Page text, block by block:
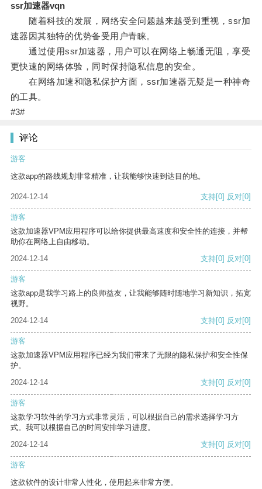
ssr加速器vqn
随着科技的发展，网络安全问题越来越受到重视，ssr加
速器因其独特的优势备受用户青睐。
通过使用ssr加速器，用户可以在网络上畅通无阻，享受
更快速的网络体验，同时保持隐私信息的安全。
在网络加速和隐私保护方面，ssr加速器无疑是一种神奇
的工具。
#3#
评论
游客
这款app的路线规划非常精准，让我能够快速到达目的地。
2024-12-14 支持[0] 反对[0]
游客
这款加速器VPM应用程序可以给你提供最高速度和安全性的连接，并帮
助你在网络上自由移动。
2024-12-14
支持[0] 反对[0]
游客
这款app是我学习路上的良师益友，让我能够随时随地学习新知识，拓宽
视野。
2024-12-14
支持[0] 反对[0]
游客
这款加速器VPM应用程序已经为我们带来了无限的隐私保护和安全性保
护。
2024-12-14
支持[0] 反对[0]
游客
这款学习软件的学习方式非常灵活，可以根据自己的需求选择学习方
式。我可以根据自己的时间安排学习进度。
2024-12-14
支持[0] 反对[0]
游客
这款软件的设计非常人性化，使用起来非常方便。